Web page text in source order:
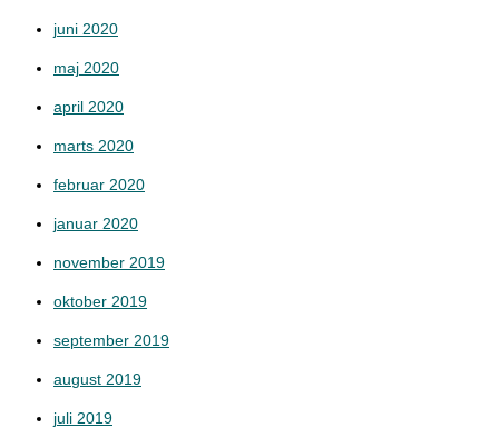
juni 2020
maj 2020
april 2020
marts 2020
februar 2020
januar 2020
november 2019
oktober 2019
september 2019
august 2019
juli 2019